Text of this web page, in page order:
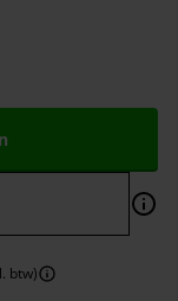
btw)